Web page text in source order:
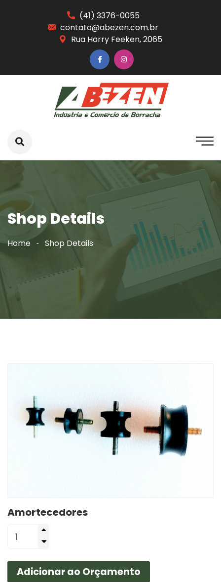
(41) 3376-0055
contato@abezen.com.br
Rua Harry Feeken, 2065
Shop Details
Home Shop Details
Amortecedores
Adicionar ao Orçamento